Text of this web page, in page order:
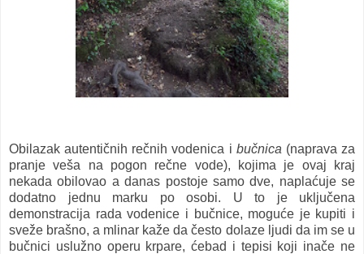
Obilazak autentičnih rečnih vodenica i bučnica (naprava za
pranje veša na pogon rečne vode), kojima je ovaj kraj
nekada obilovao a danas postoje samo dve, naplaćuje se
dodatno jednu marku po osobi. U to je uključena
demonstracija rada vodenice i bučnice, moguće je kupiti i
sveže brašno, a mlinar kaže da često dolaze ljudi da im se u
bučnici uslužno operu krpare, ćebad i tepisi koji inače ne